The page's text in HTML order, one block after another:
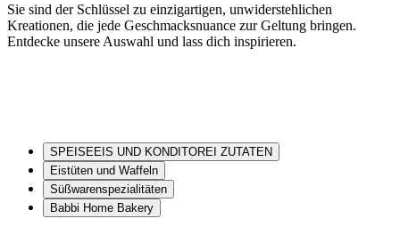
Sie sind der Schlüssel zu einzigartigen, unwiderstehlichen
Kreationen, die jede Geschmacksnuance zur Geltung bringen.
Entdecke unsere Auswahl und lass dich inspirieren.
SPEISEEIS UND KONDITOREI ZUTATEN
Eistüten und Waffeln
Süßwarenspezialitäten
Babbi Home Bakery